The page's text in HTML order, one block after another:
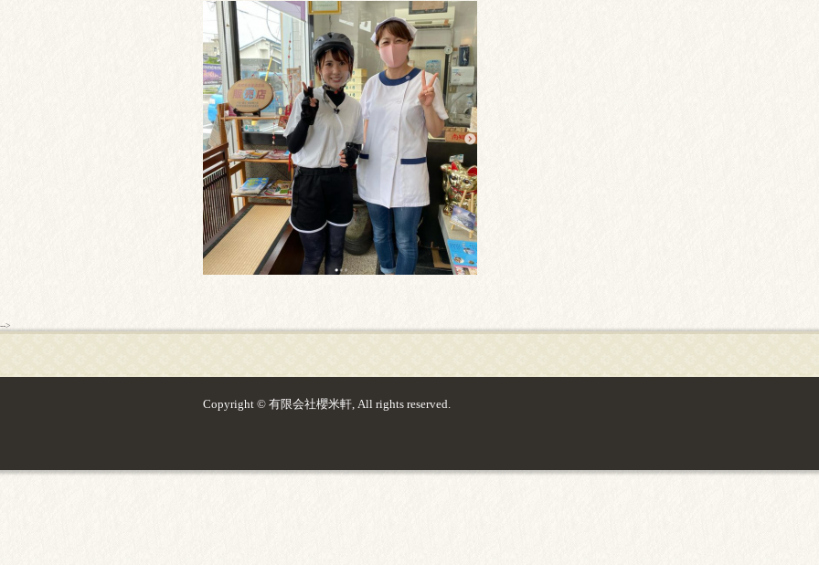
-->
Copyright © 有限会社櫻米軒, All rights reserved.